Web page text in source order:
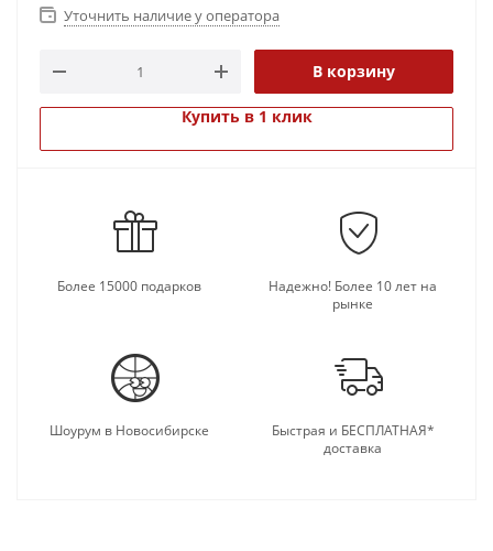
Уточнить наличие у оператора
В корзину
Купить в 1 клик
Более 15000 подарков
Надежно! Более 10 лет на
рынке
Шоурум в Новосибирске
Быстрая и БЕСПЛАТНАЯ*
доставка